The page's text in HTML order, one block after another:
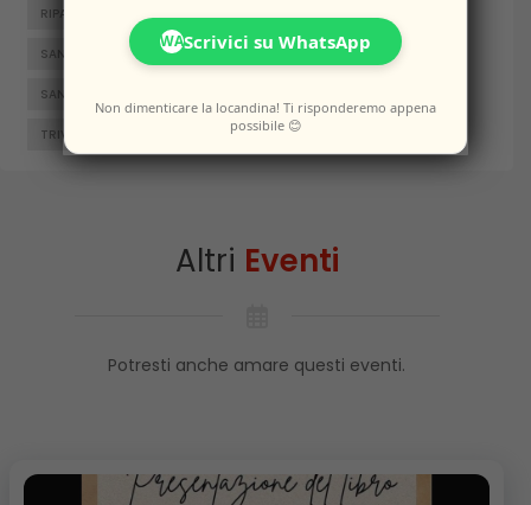
RIPALIMOSANI
SAN GIACOMO DEGLI SCHIAVONI SAN MASSIMO
SANTA CROCE DI MAGLIANO
TRIVENTO VINCHIATURO
Altri Eventi
Potresti anche amare questi eventi.
WAScrivici su WhatsApp
Non dimenticare la locandina! Ti risponderemo appena
possibile 😊